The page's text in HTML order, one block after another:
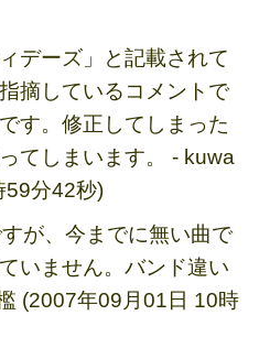
デーズ」と記載されて
摘しているコメントで
す。修正してしまった
てしまいます。 - kuwa
59分42秒)
が、今までに無い曲で
いません。バンド違い
(2007年09月01日 10時